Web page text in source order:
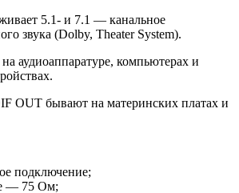
5.1- и 7.1 — канальное
звука (Dolby, Theater System).
аудиоаппаратуре, компьютерах и
OUT бывают на материнских платах и
подключение;
— 75 Ом;